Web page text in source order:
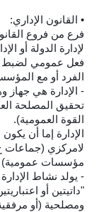
• القانون الإداري:
فرع من فروع
لإدارة الدولة أو
فعل عمومي لضبط
الفرد أو مع
- الإدارة هي جهاز
تحقيق المصلحة
القوة العمومية).
الإدارة إما أن
لامركزي (جماعات
مؤسسات عمومية)
- يولد نشاط
"داتيتين أو
ومصلحية (أو